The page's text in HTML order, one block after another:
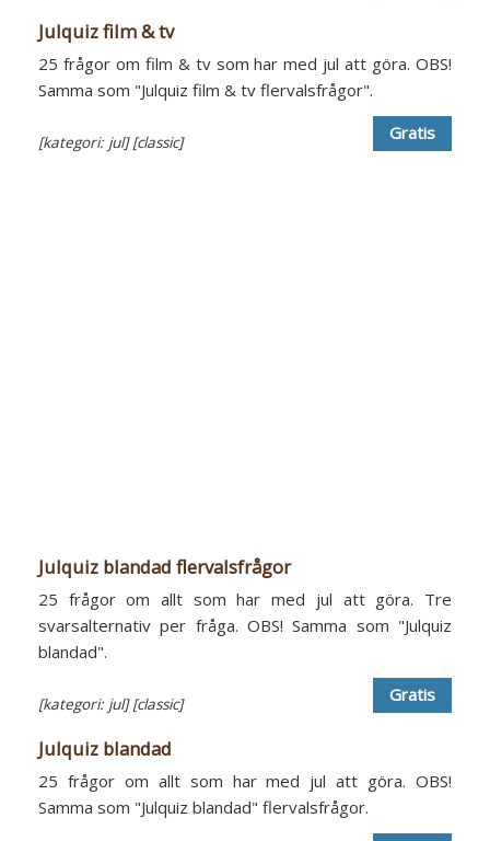
Julquiz film & tv
25 frågor om film & tv som har med jul att göra. OBS!
Samma som "Julquiz film & tv flervalsfrågor".
[kategori: jul] [classic] Gratis
Julquiz blandad flervalsfrågor
25 frågor om allt som har med jul att göra. Tre
svarsalternativ per fråga. OBS! Samma som "Julquiz
blandad".
[kategori: jul] [classic] Gratis
Julquiz blandad
25 frågor om allt som har med jul att göra. OBS!
Samma som "Julquiz blandad" flervalsfrågor.